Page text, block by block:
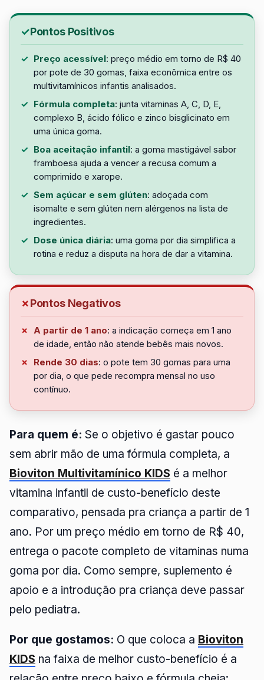
Pontos Positivos
Preço acessível: preço médio em torno de R$ 40
por pote de 30 gomas, faixa econômica entre os
multivitamínicos infantis analisados.
Fórmula completa: junta vitaminas A, C, D, E,
complexo B, ácido fólico e zinco bisglicinato em
uma única goma.
Boa aceitação infantil: a goma mastigável sabor
framboesa ajuda a vencer a recusa comum a
comprimido e xarope.
Sem açúcar e sem glúten: adoçada com
isomalte e sem glúten nem alérgenos na lista de
ingredientes.
Dose única diária: uma goma por dia simplifica a
rotina e reduz a disputa na hora de dar a vitamina.
Pontos Negativos
A partir de 1 ano: a indicação começa em 1 ano
de idade, então não atende bebês mais novos.
Rende 30 dias: o pote tem 30 gomas para uma
por dia, o que pede recompra mensal no uso
contínuo.
Para quem é: Se o objetivo é gastar pouco
sem abrir mão de uma fórmula completa, a
Bioviton Multivitamínico KIDS é a melhor
vitamina infantil de custo-benefício deste
comparativo, pensada pra criança a partir de 1
ano. Por um preço médio em torno de R$ 40,
entrega o pacote completo de vitaminas numa
goma por dia. Como sempre, suplemento é
apoio e a introdução pra criança deve passar
pelo pediatra.
Por que gostamos: O que coloca a Bioviton
KIDS na faixa de melhor custo-benefício é a